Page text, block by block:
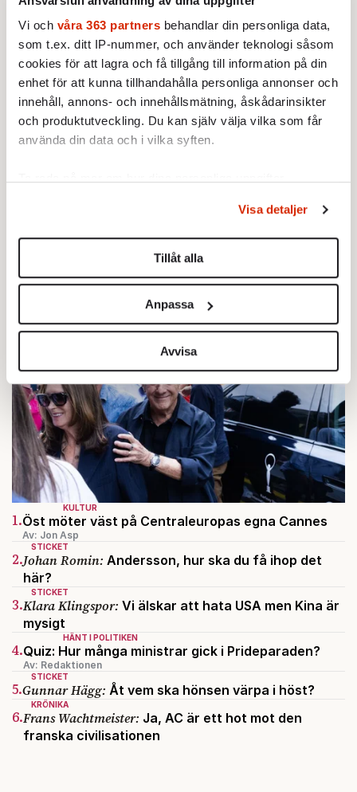
Vi och våra 363 partners behandlar din personliga data,
som t.ex. ditt IP-nummer, och använder teknologi såsom
cookies för att lagra och få tillgång till information på din
enhet för att kunna tillhandahålla personliga annonser och
innehåll, annons- och innehållsmätning, åskådarinsikter
och produktutveckling. Du kan själv välja vilka som får
använda din data och i vilka syften.
Du kan ändra eller dra tillbaka ditt samtycke när som
helst från cookie-förklaringen.
Vi använder enhetsidentifierare för att anpassa innehållet
för sociala medier och analysera vår trafik. Vi
vidarebefordrar även sådana identifierare och annan
information från din enhet till de sociala medier och
annons- och analysföretag som vi samarbetar med.
Dessa kan i sin tur kombinera informationen med annan
information som du har tillhandahållit eller som de har
samlat in när du har använt deras tjänster.
Om du vill läsa mer om hur vi hanterar personuppgifter
kan du göra det
här.
Visa detaljer
Tillåt alla
Anpassa
Avvisa
KOMMENTAR KULTUR
Om liberalismen är
ensamhetens ideologi kan den
inte stå emot nationalismen
Av: Joel Halldorf
KOMMENTAR KULTUR
Lars Anders Johansson: Sverige
behöver en egen
renässansprins
Det har den amerikanska
Ladda fler
KULTUR
1.Öst möter väst på Centraleuropas egna Cannes
Av: Jon Asp
STICKET
2.Johan Romin: Andersson, hur ska du få ihop det
här?
STICKET
3.Klara Klingspor: Vi älskar att hata USA men Kina är
mysigt
HÄNT I POLITIKEN
4.Quiz: Hur många ministrar gick i Prideparaden?
Av: Redaktionen
STICKET
5.Gunnar Hägg: Åt vem ska hönsen värpa i höst?
KRÖNIKA
6.Frans Wachtmeister: Ja, AC är ett hot mot den
franska civilisationen